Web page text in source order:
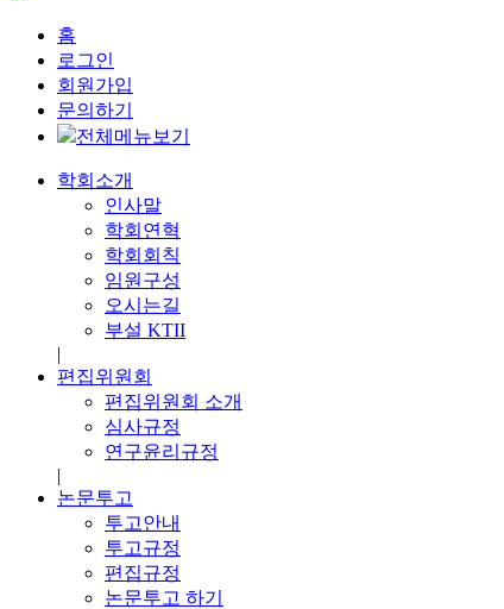
홈
로그인
회원가입
문의하기
전체메뉴보기
학회소개
인사말
학회연혁
학회회칙
임원구성
오시는길
부설 KTII
|
편집위원회
편집위원회 소개
심사규정
연구윤리규정
|
논문투고
투고안내
투고규정
편집규정
논문투고 하기